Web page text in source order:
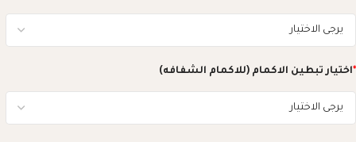
*اختيار تبطين الاكمام (للاكمام الشفافه)